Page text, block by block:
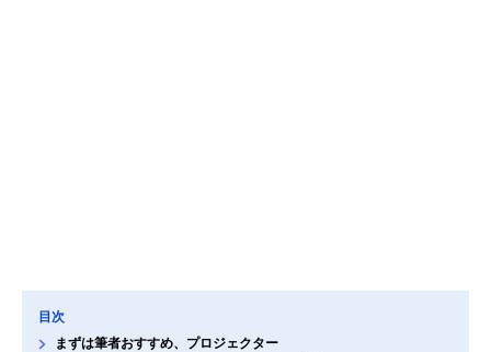
目次
まずは筆者おすすめ、プロジェクター